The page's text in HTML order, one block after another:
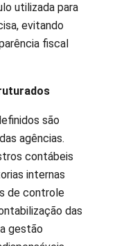
utilizada para
evitando
fiscal
são
agências.
contábeis
internas
de controle
das
gestão